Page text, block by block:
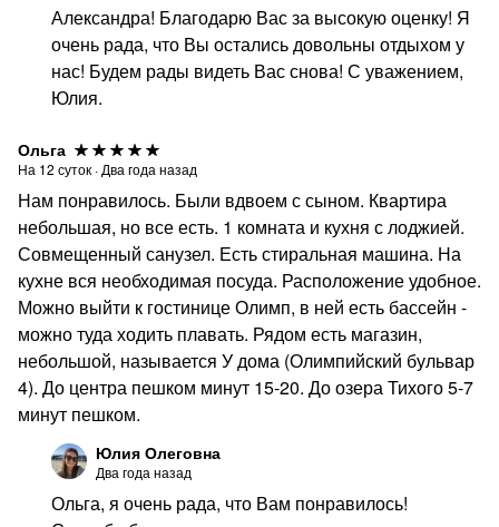
Александра! Благодарю Вас за высокую оценку! Я
очень рада, что Вы остались довольны отдыхом у
нас! Будем рады видеть Вас снова! С уважением,
Юлия.
Ольга
На 12 суток · Два года назад
Нам понравилось. Были вдвоем с сыном. Квартира
небольшая, но все есть. 1 комната и кухня с лоджией.
Совмещенный санузел. Есть стиральная машина. На
кухне вся необходимая посуда. Расположение удобное.
Можно выйти к гостинице Олимп, в ней есть бассейн -
можно туда ходить плавать. Рядом есть магазин,
небольшой, называется У дома (Олимпийский бульвар
4). До центра пешком минут 15-20. До озера Тихого 5-7
минут пешком.
Юлия Олеговна
Два года назад
Ольга, я очень рада, что Вам понравилось!